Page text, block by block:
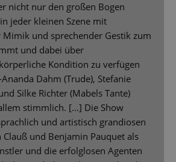
nicht nur den großen Bogen
jeder kleinen Szene mit
und sprechender Gestik zum
und dabei über
Kondition zu verfügen
Dahm (Trude), Stefanie
Silke Richter (Mabels Tante)
stimmlich. […] Die Show
und artistisch grandiosen
Clauß und Benjamin Pauquet als
und die erfolglosen Agenten